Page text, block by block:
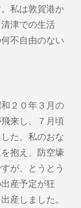
私は敦賀港か
津での生活
不自由のない
２０年３月の
来し、７月頃
た。私のおな
抱え、防空壕
が、とうとう
産予定が狂
産しました。